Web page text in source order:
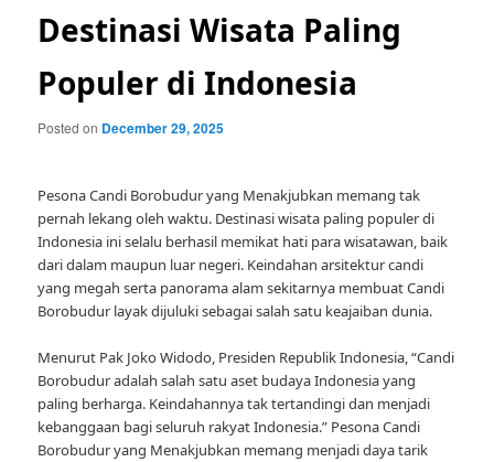
Destinasi Wisata Paling
Populer di Indonesia
Posted on December 29, 2025
Pesona Candi Borobudur yang Menakjubkan memang tak
pernah lekang oleh waktu. Destinasi wisata paling populer di
Indonesia ini selalu berhasil memikat hati para wisatawan, baik
dari dalam maupun luar negeri. Keindahan arsitektur candi
yang megah serta panorama alam sekitarnya membuat Candi
Borobudur layak dijuluki sebagai salah satu keajaiban dunia.
Menurut Pak Joko Widodo, Presiden Republik Indonesia, “Candi
Borobudur adalah salah satu aset budaya Indonesia yang
paling berharga. Keindahannya tak tertandingi dan menjadi
kebanggaan bagi seluruh rakyat Indonesia.” Pesona Candi
Borobudur yang Menakjubkan memang menjadi daya tarik